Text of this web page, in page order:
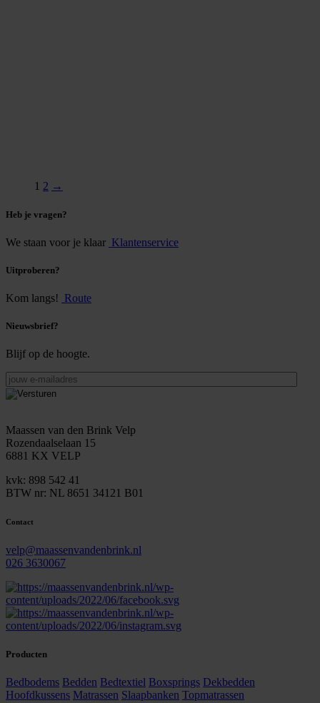
1 2 →
Heb je vragen?
We staan voor je klaar Klantenservice
Uitproberen?
Kom langs! Route
Nieuwsbrief?
Blijf op de hoogte.
jouw
e-
mailadres
Maassen van den Brink Velp
Rozendaalselaan 15
6881 KX VELP
kvk: 898 542 41
BTW nr: NL 8651 34121 B01
Contact
velp@maassenvandenbrink.nl
026 3630067
Producten
Bedbodems Bedden Bedtextiel Boxsprings Dekbedden
Hoofdkussens Matrassen Slaapbanken Topmatrassen